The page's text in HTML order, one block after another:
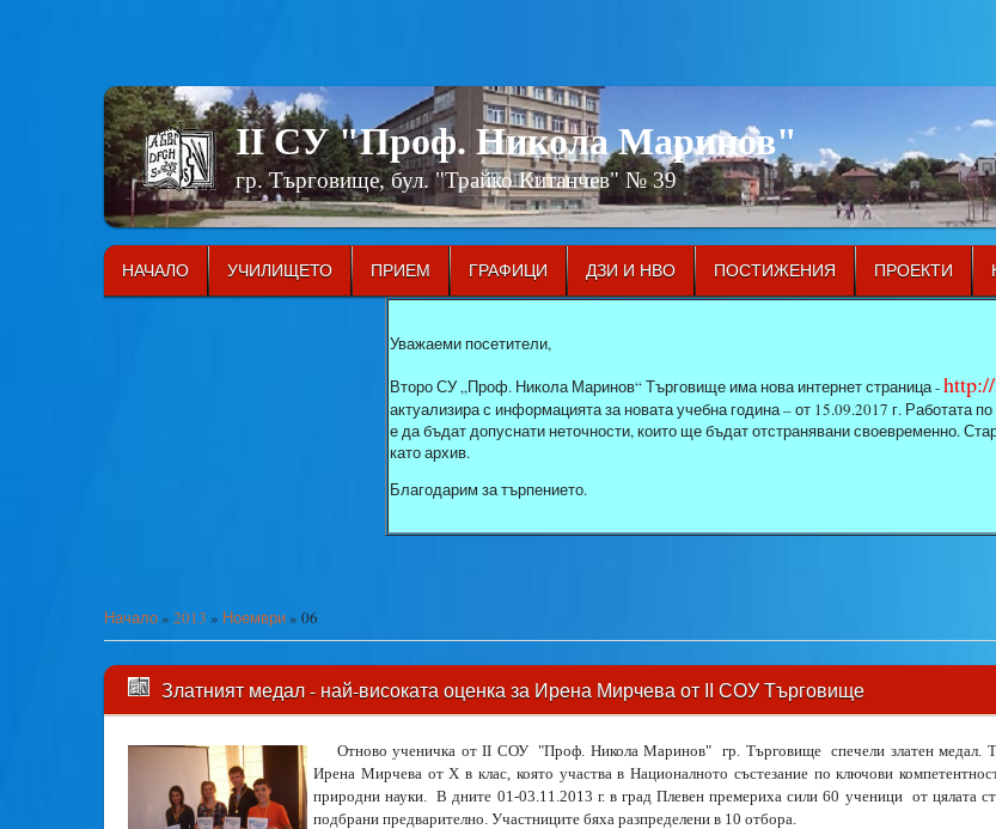
II СУ "Проф. Никола Маринов"
гр. Търговище, бул. "Трайко Китанчев" № 39
НАЧАЛО УЧИЛИЩЕТО ПРИЕМ ГРАФИЦИ ДЗИ И НВО ПОСТИЖЕНИЯ ПРОЕКТИ
Уважаеми посетители,
Второ СУ „Проф. Никола Маринов“ Търговище има нова интернет страница -
актуализира с информацията за новата учебна година – от 15.09.2017 г. Работата
е да бъдат допуснати неточности, които ще бъдат отстранявани своевременно.
като архив.
Благодарим за търпението.
Начало» 2013 » Ноември» 06
Златният медал - най-високата оценка за Ирена Мирчева от ІІ СОУ Търговище
Отново ученичка от ІІ СОУ "Проф. Никола Маринов" гр. Търговище спечели златен медал.
Ирена Мирчева от Х в клас, която участва в Националното състезание по ключови
природни науки. В дните 01-03.11.2013 г. в град Плевен премериха сили 60 ученици от цялата
подбрани предварително. Участниците бяха разпределени в 10 отбора.